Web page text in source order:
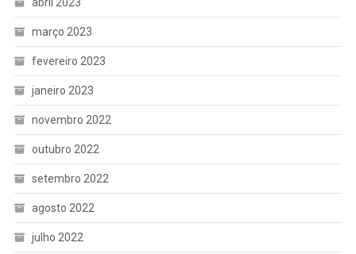
abril 2023
março 2023
fevereiro 2023
janeiro 2023
novembro 2022
outubro 2022
setembro 2022
agosto 2022
julho 2022